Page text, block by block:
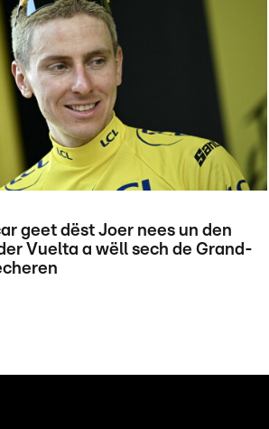
geet dëst Joer nees un den
Vuelta a wëll sech de Grand-